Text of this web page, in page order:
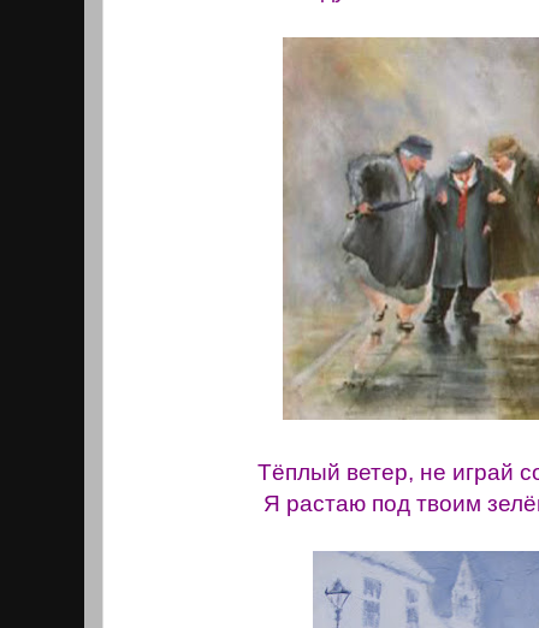
Тёплый ветер, не играй
Я растаю под твоим